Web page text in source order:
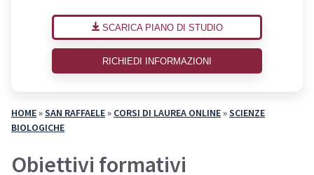
HOME»SAN RAFFAELE» CORSI DI LAUREA ONLINE»SCIENZE
BIOLOGICHE
Obiettivi formativi
SCARICA PIANO DI STUDIO
RICHIEDI INFORMAZIONI